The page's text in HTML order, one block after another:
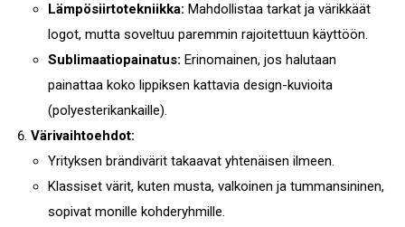
Lämpösiirtotekniikka: Mahdollistaa tarkat ja värikkäät
logot, mutta soveltuu paremmin rajoitettuun käyttöön.
Sublimaatiopainatus: Erinomainen, jos halutaan
painattaa koko lippiksen kattavia design-kuvioita
(polyesterikankaille).
Värivaihtoehdot:
Yrityksen brändivärit takaavat yhtenäisen ilmeen.
Klassiset värit, kuten musta, valkoinen ja tummansininen,
sopivat monille kohderyhmille.